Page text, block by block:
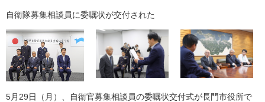
自衛隊募集相談員に委嘱状が交付された
5月29日（月）、自衛官募集相談員の委嘱状交付式が長門市役所で